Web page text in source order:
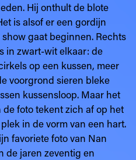
Hij onthult de blote
is alsof er een gordijn
gaat beginnen. Rechts
in zwart-wit elkaar: de
op een kussen, meer
voorgrond sieren bleke
kussensloop. Maar het
foto tekent zich af op het
in de vorm van een hart.
favoriete foto van Nan
de jaren zeventig en